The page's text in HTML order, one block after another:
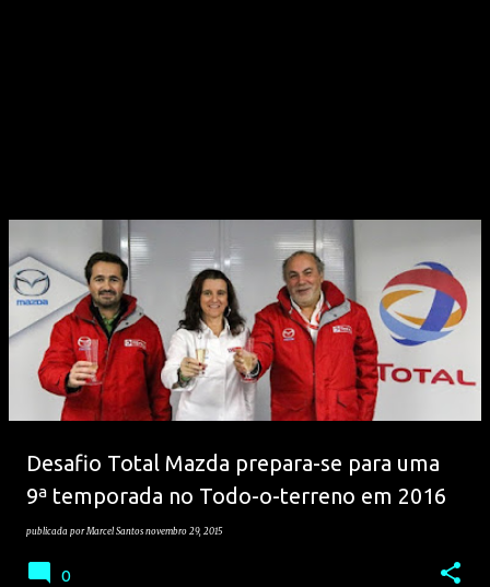
Desafio Total Mazda prepara-se para uma
9ª temporada no Todo-o-terreno em 2016
publicada porMarcel Santos novembro 29, 2015
0